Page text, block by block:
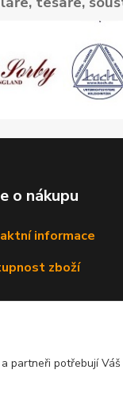
o nákupu
informace
zboží
partneři potřebují Váš